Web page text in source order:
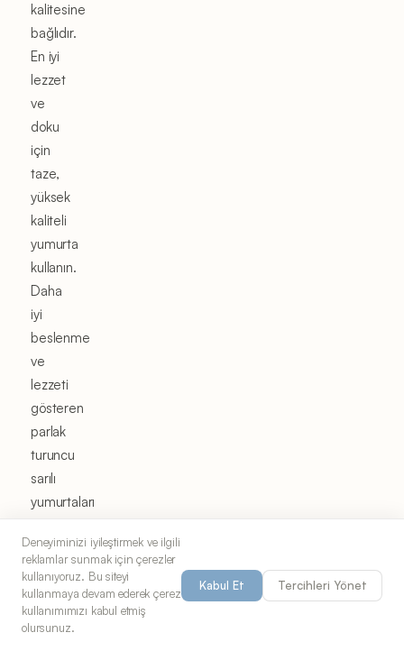
kalitesine
bağlıdır.
En iyi
lezzet
ve
doku
için
taze,
yüksek
kaliteli
yumurta
kullanın.
Daha
iyi
beslenme
ve
lezzeti
gösteren
parlak
turuncu
sarılı
yumurtaları
edin.
Patates
için
Yukon
Deneyiminizi iyileştirmek ve ilgili
reklamlar sunmak için çerezler
kullanıyoruz. Bu siteyi
kullanmaya devam ederek çerez
kullanımımızı kabul etmiş
olursunuz.
Kabul Et Tercihleri Yönet